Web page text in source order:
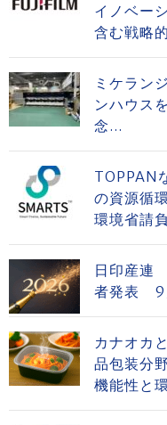
イノベー
含む戦略
ミケラン
ンハウス
念...
TOPPAN
の資源循
環境省請
日印産連
者発表 9
カナオカ
品包装分
機能性と